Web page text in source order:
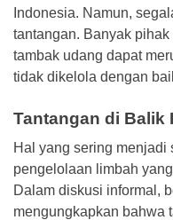
Indonesia. Namun,
tantangan. Banyak
tambak udang dapat
tidak dikelola dengan
Tantangan di Balik
Hal yang sering menjadi
pengelolaan limbah
Dalam diskusi informal,
mengungkapkan bahwa